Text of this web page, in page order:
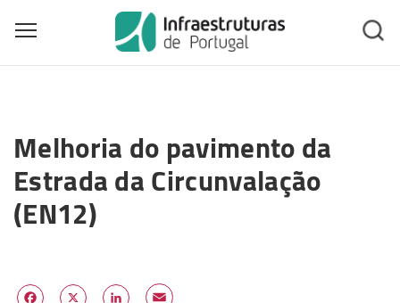
main
content
Toggle main menu visibility
Melhoria do pavimento da
Estrada da Circunvalação
(EN12)